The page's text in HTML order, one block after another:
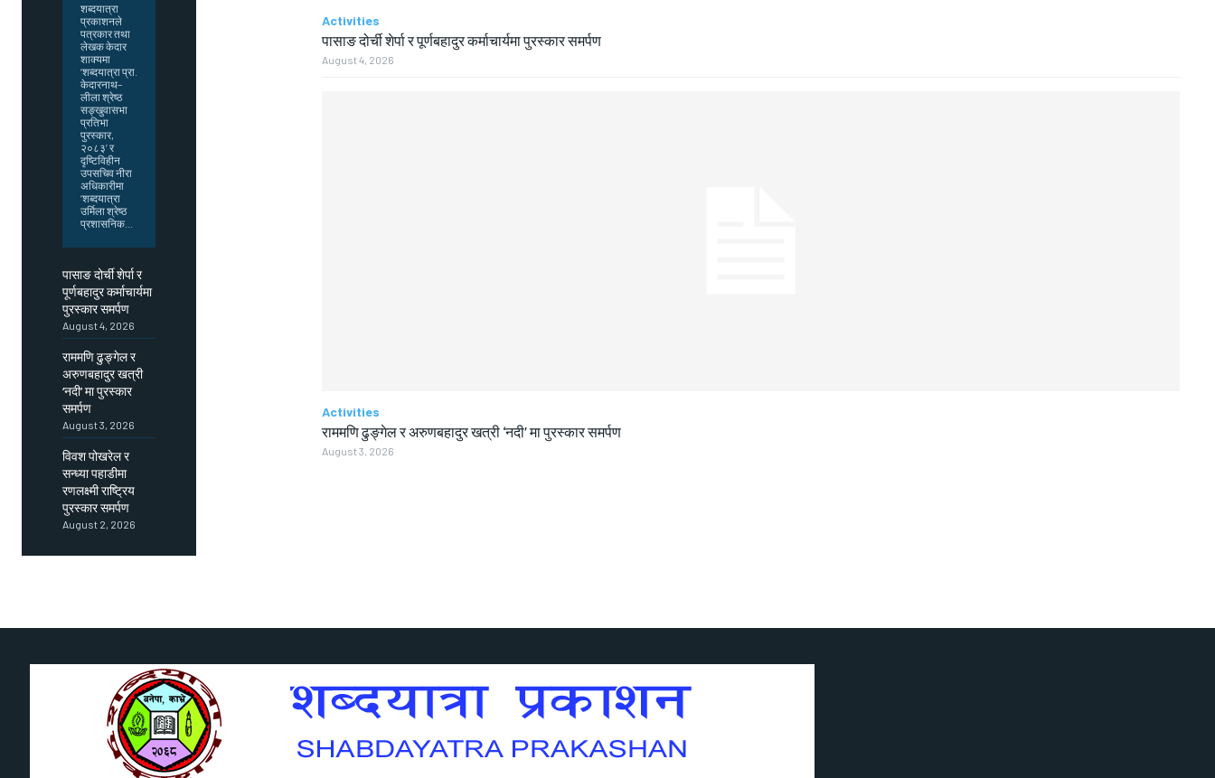
शब्दयात्रा
प्रकाशनले
पत्रकार तथा
लेखक केदार
शाक्यमा
‘शब्दयात्रा प्रा.
केदारनाथ–
लीला श्रेष्ठ
सङ्खुवासभा
प्रतिभा
पुरस्कार,
२०८३’ र
दृष्टिविहीन
उपसचिव नीरा
अधिकारीमा
‘शब्दयात्रा
उर्मिला श्रेष्ठ
प्रशासनिक...
पासाङ दोर्ची शेर्पा र
पूर्णबहादुर कर्माचार्यमा
पुरस्कार समर्पण
August 4, 2026
राममणि ढुङ्गेल र
अरुणबहादुर खत्री
‘नदी’ मा पुरस्कार
समर्पण
August 3, 2026
विवश पोखरेल र
सन्ध्या पहाडीमा
रणलक्ष्मी राष्ट्रिय
पुरस्कार समर्पण
August 2, 2026
Activities
पासाङ दोर्ची शेर्पा र पूर्णबहादुर कर्माचार्यमा पुरस्कार समर्पण
August 4, 2026
Activities
राममणि ढुङ्गेल र अरुणबहादुर खत्री ‘नदी’ मा पुरस्कार समर्पण
August 3, 2026